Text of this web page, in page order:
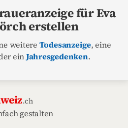
für Eva
erstellen
weitere Todesanzeige, eine
einJahresgedenken.
.ch
gestalten